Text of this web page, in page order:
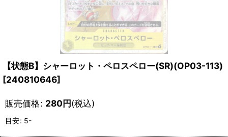
【状態B】シャーロット・ペロスペロー(SR)(OP03-113)
[240810646]
販売価格: 280円(税込)
目安: 5-